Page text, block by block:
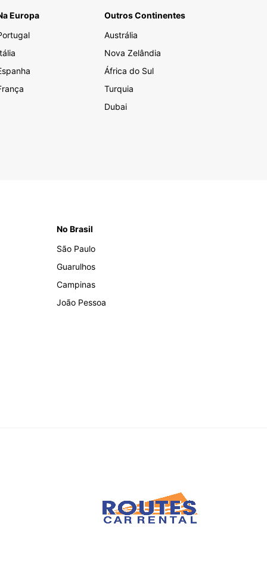
Europa
Outros Continentes
Austrália
Nova Zelândia
África do Sul
Turquia
Dubai
No Brasil
São Paulo
Guarulhos
Campinas
João Pessoa